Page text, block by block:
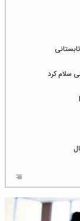
سلام کرد